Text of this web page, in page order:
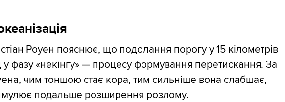
Роуен пояснює, що подолання порогу у 15 кілометрів
у фазу «некінгу» — процесу формування перетискання. За
чим тоншою стає кора, тим сильніше вона слабшає,
подальше розширення розлому.